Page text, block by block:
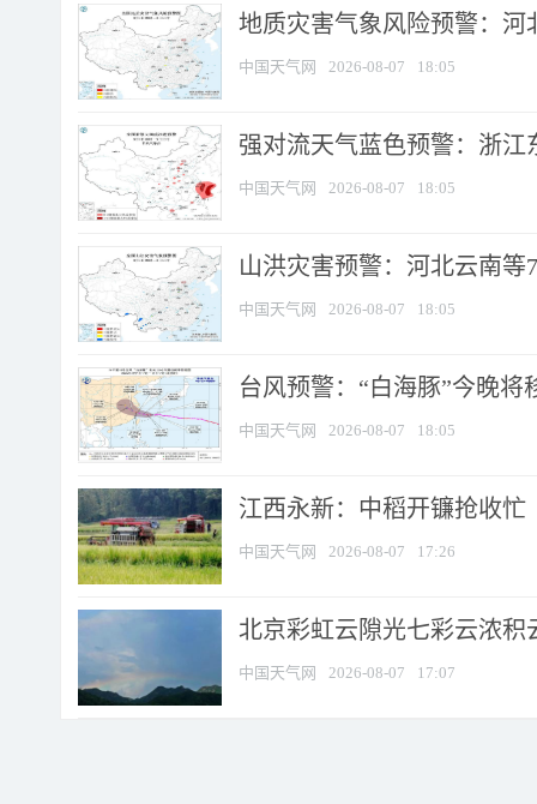
地质灾害气象风险预警：河
中国天气网 2026-08-07 18:05
强对流天气蓝色预警：浙江
中国天气网 2026-08-07 18:05
山洪灾害预警：河北云南
中国天气网 2026-08-07 18:05
台风预警：“白海豚”今晚将
中国天气网 2026-08-07 18:05
江西永新：中稻开镰抢收忙
中国天气网 2026-08-07 17:26
北京彩虹云隙光七彩云浓积
中国天气网 2026-08-07 17:07